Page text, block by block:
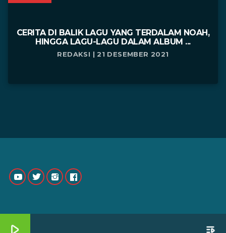
CERITA DI BALIK LAGU YANG TERDALAM NOAH,
HINGGA LAGU-LAGU DALAM ALBUM ...
REDAKSI | 21 DESEMBER 2021